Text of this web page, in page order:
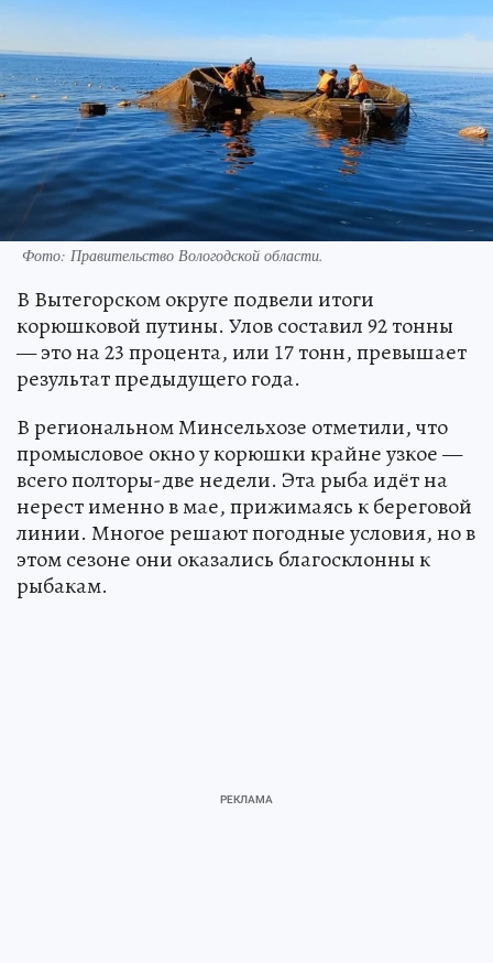
Фото: Правительство Вологодской области.
В Вытегорском округе подвели итоги
корюшковой путины. Улов составил 92 тонны
— это на 23 процента, или 17 тонн, превышает
результат предыдущего года.
В региональном Минсельхозе отметили, что
промысловое окно у корюшки крайне узкое —
всего полторы-две недели. Эта рыба идёт на
нерест именно в мае, прижимаясь к береговой
линии. Многое решают погодные условия, но в
этом сезоне они оказались благосклонны к
рыбакам.